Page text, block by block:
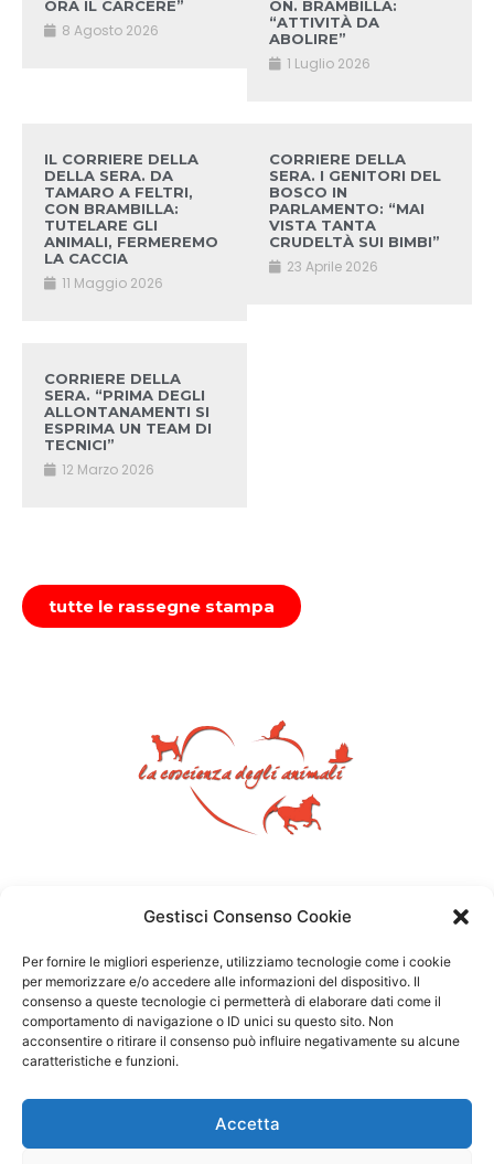
Gestisci Consenso Cookie
Per fornire le migliori esperienze, utilizziamo tecnologie come i cookie
per memorizzare e/o accedere alle informazioni del dispositivo. Il
consenso a queste tecnologie ci permetterà di elaborare dati come il
comportamento di navigazione o ID unici su questo sito. Non
acconsentire o ritirare il consenso può influire negativamente su alcune
caratteristiche e funzioni.
Accetta
ORA IL CARCERE”
8 Agosto 2026
ON. BRAMBILLA:
“ATTIVITÀ DA
ABOLIRE”
1 Luglio 2026
IL CORRIERE DELLA
DELLA SERA. DA
TAMARO A FELTRI,
CON BRAMBILLA:
TUTELARE GLI
ANIMALI, FERMEREMO
LA CACCIA
11 Maggio 2026
CORRIERE DELLA
SERA. I GENITORI DEL
BOSCO IN
PARLAMENTO: “MAI
VISTA TANTA
CRUDELTÀ SUI BIMBI”
23 Aprile 2026
CORRIERE DELLA
SERA. “PRIMA DEGLI
ALLONTANAMENTI SI
ESPRIMA UN TEAM DI
TECNICI”
12 Marzo 2026
tutte le rassegne stampa